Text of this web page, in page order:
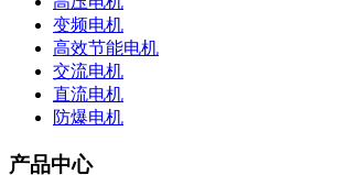
变频电机
高效节能电机
交流电机
直流电机
防爆电机
产品中心